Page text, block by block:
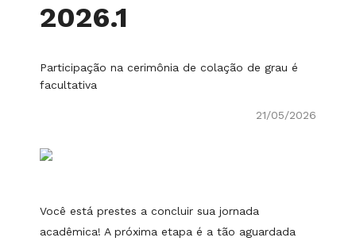
2026.1
Participação na cerimônia de colação de grau é
facultativa
21/05/2026
Você está prestes a concluir sua jornada
acadêmica! A próxima etapa é a tão aguardada